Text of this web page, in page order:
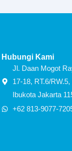
Hubungi Kami
Jl. Daan Mogot
17-18, RT.6/
Ibukota Jakarta
+62 813-9077-